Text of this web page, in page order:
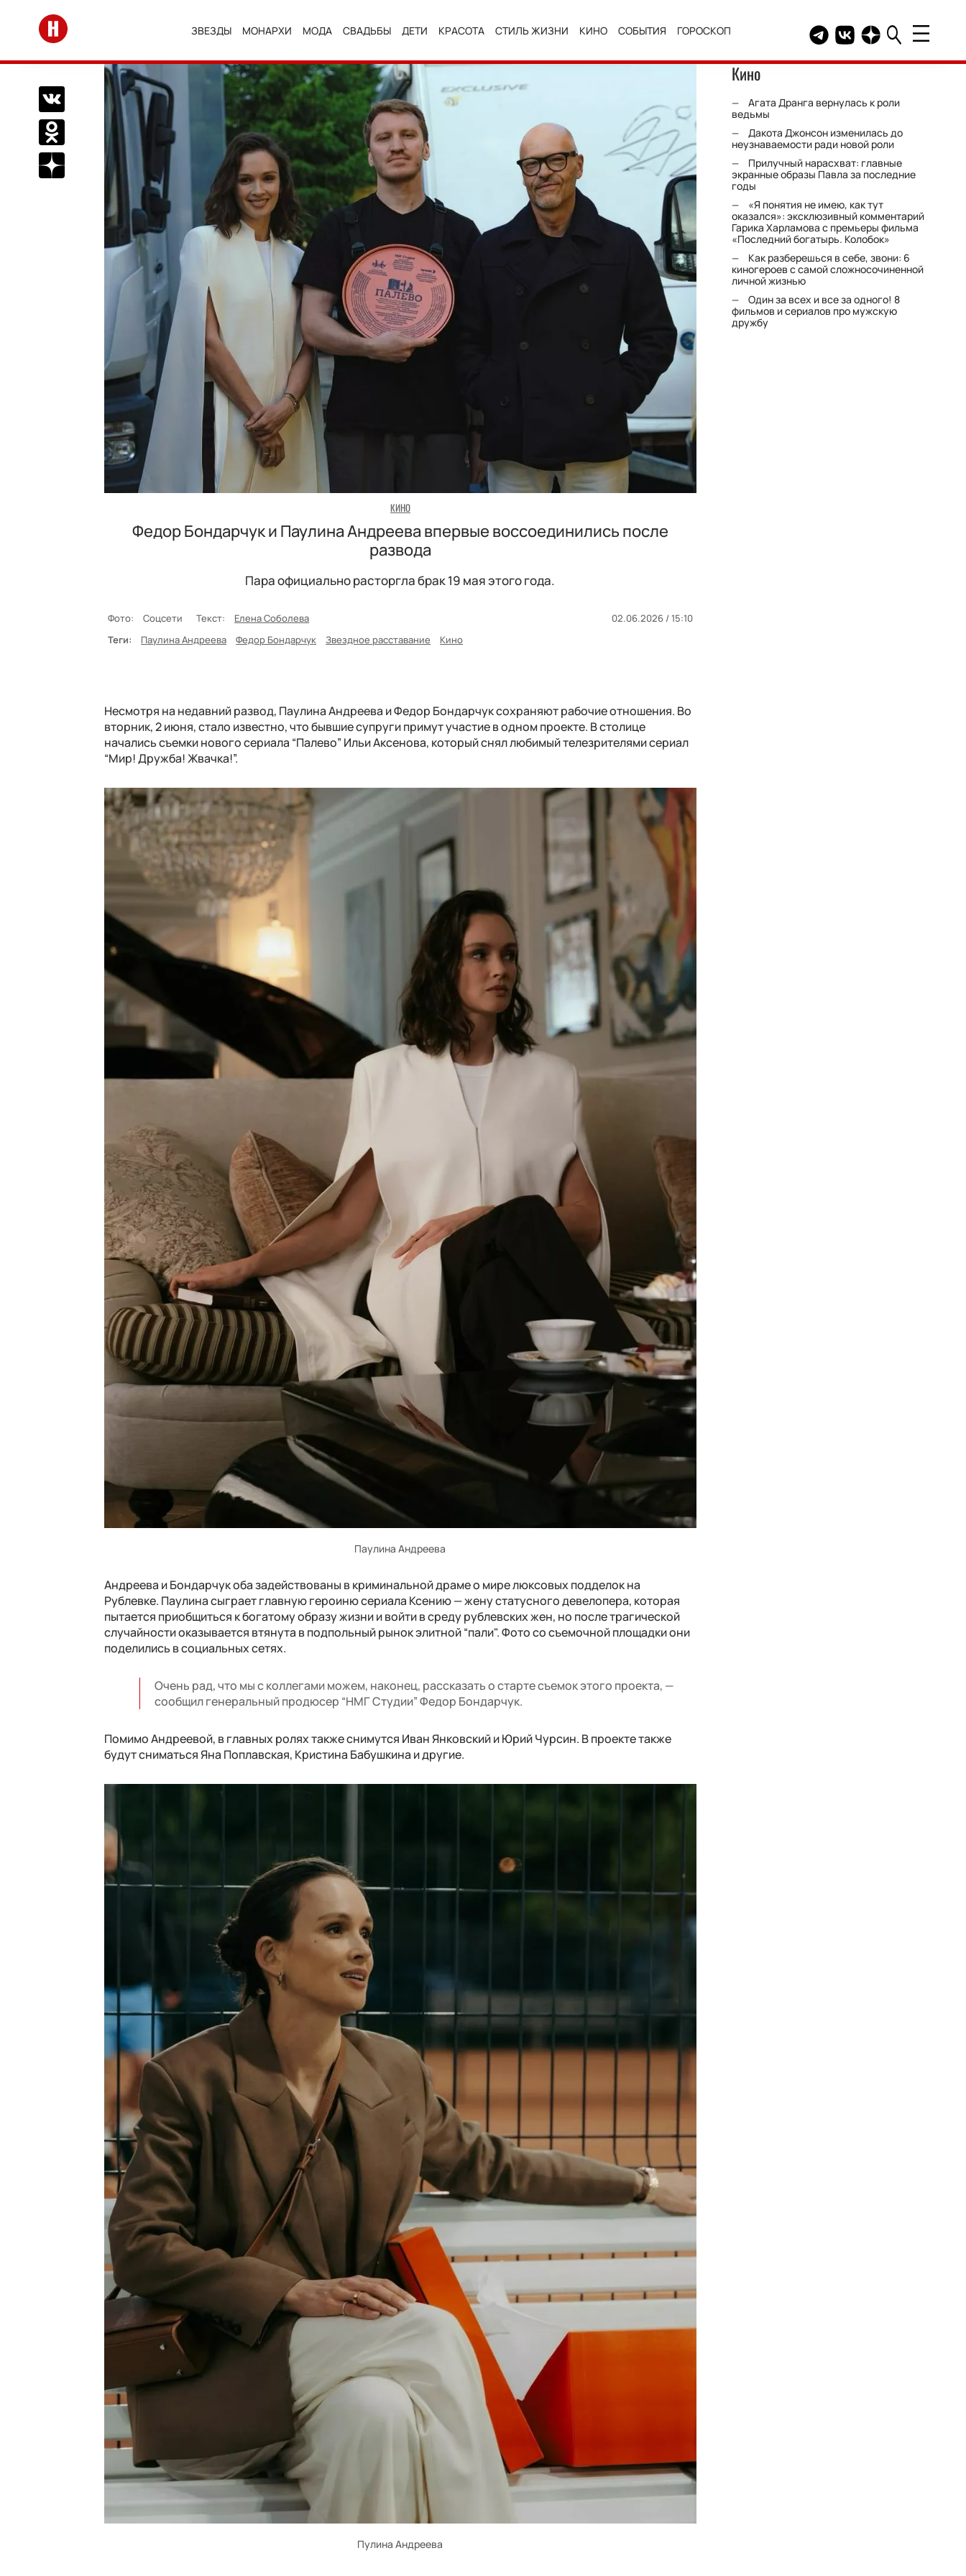
Перейти на главную
ЗВЕЗДЫ МОНАРХИ МОДА СВАДЬБЫ ДЕТИ КРАСОТА СТИЛЬ ЖИЗНИ КИНО СОБЫТИЯ ГОРОСКОП Telegram канал HELLO
Группа HELLO
Канал HELLO в
Поделиться Вконтакте
Поделиться в Одноклассниках
Подписаться на нас в Дзен
КИНО
Федор Бондарчук и Паулина Андреева впервые воссоединились после
развода
Пара официально расторгла брак 19 мая этого года.
Фото: Соцсети Текст: Елена Соболева
02.06.2026 / 15:10
Теги:
Паулина Андреева Федор Бондарчук Звездное расставание Кино
Несмотря на недавний развод, Паулина Андреева и Федор Бондарчук сохраняют рабочие отношения. Во
вторник, 2 июня, стало известно, что бывшие супруги примут участие в одном проекте. В столице
начались съемки нового сериала “Палево” Ильи Аксенова, который снял любимый телезрителями сериал
“Мир! Дружба! Жвачка!”.
Паулина Андреева
Андреева и Бондарчук оба задействованы в криминальной драме о мире люксовых подделок на
Рублевке. Паулина сыграет главную героиню сериала Ксению — жену статусного девелопера, которая
пытается приобщиться к богатому образу жизни и войти в среду рублевских жен, но после трагической
случайности оказывается втянута в подпольный рынок элитной “пали". Фото со съемочной площадки они
поделились в социальных сетях.
Очень рад, что мы с коллегами можем, наконец, рассказать о старте съемок этого проекта, —
сообщил генеральный продюсер “НМГ Студии” Федор Бондарчук.
Помимо Андреевой, в главных ролях также снимутся Иван Янковский и Юрий Чурсин. В проекте также
будут сниматься Яна Поплавская, Кристина Бабушкина и другие.
Пулина Андреева
Кино
Агата Дранга вернулась к роли
ведьмы
Дакота Джонсон изменилась до
неузнаваемости ради новой роли
Прилучный нарасхват: главные
экранные образы Павла за последние
годы
«Я понятия не имею, как тут
оказался»: эксклюзивный комментарий
Гарика Харламова с премьеры фильма
«Последний богатырь. Колобок»
Как разберешься в себе, звони: 6
киногероев с самой сложносочиненной
личной жизнью
Один за всех и все за одного! 8
фильмов и сериалов про мужскую
дружбу